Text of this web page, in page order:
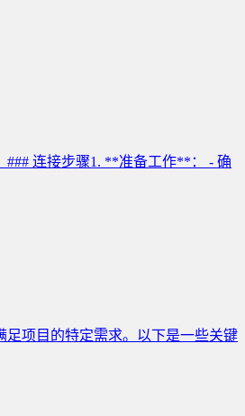
连接步骤1. **准备工作**： - 确
项目的特定需求。以下是一些关键